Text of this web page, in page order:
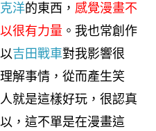
洋的東西， 感覺漫畫不
很有力量 。我也常創作
吉田戰車對我影響很
解事情，從而產生笑
就是這樣好玩，很認真
，這不單是在漫畫這